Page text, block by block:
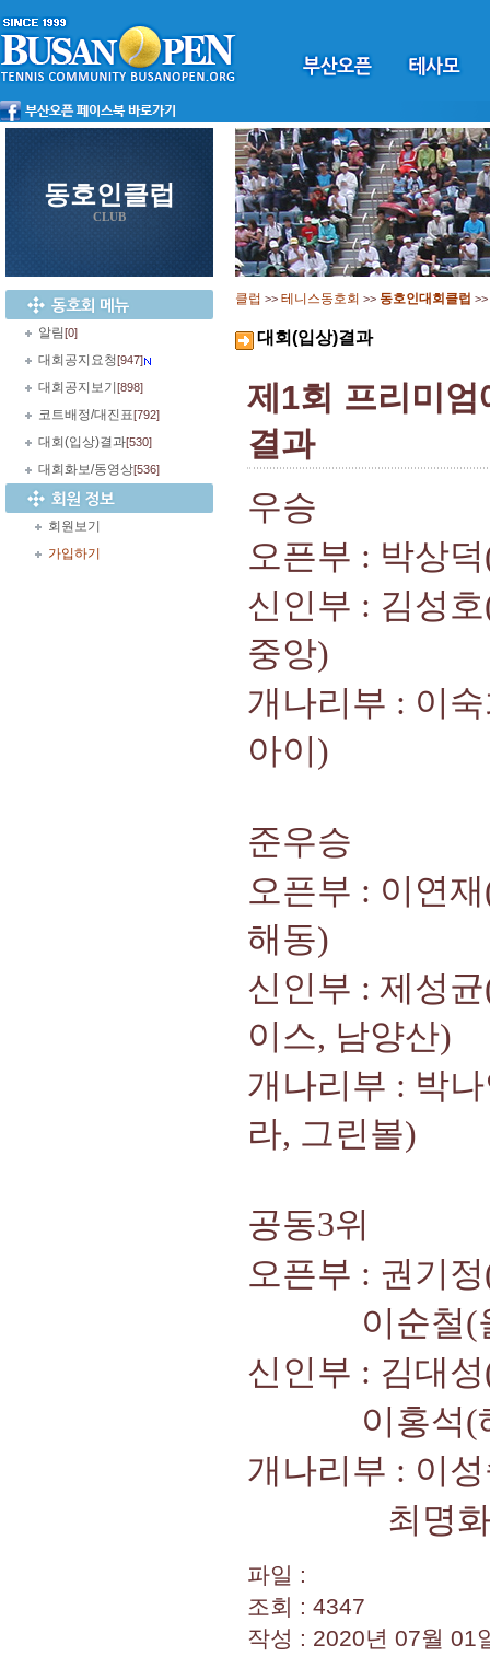
동호인클럽
CLUB
알림[0]
대회공지요청[947]
대회공지보기 [898]
코트배정/대진표[792]
대회(입상)결과[530]
대회화보/동영상[536]
회원보기
가입하기
클럽 >> 테니스동호회 >> 동호인대회클럽 >>
대회(입상)결과
제1회 프리미
결과
우승
오픈부 : 박상
신인부 : 김성
중앙)
개나리부 : 이
아이)
준우승
오픈부 : 이연
해동)
신인부 : 제성
이스, 남양산)
개나리부 : 박
라, 그린볼)
공동3위
오픈부 : 권기
이순철(울
신인부 : 김대
이홍석(해
개나리부 : 이
최명화(대
파일 :
조회 : 4347
작성 : 2020년 07월 01